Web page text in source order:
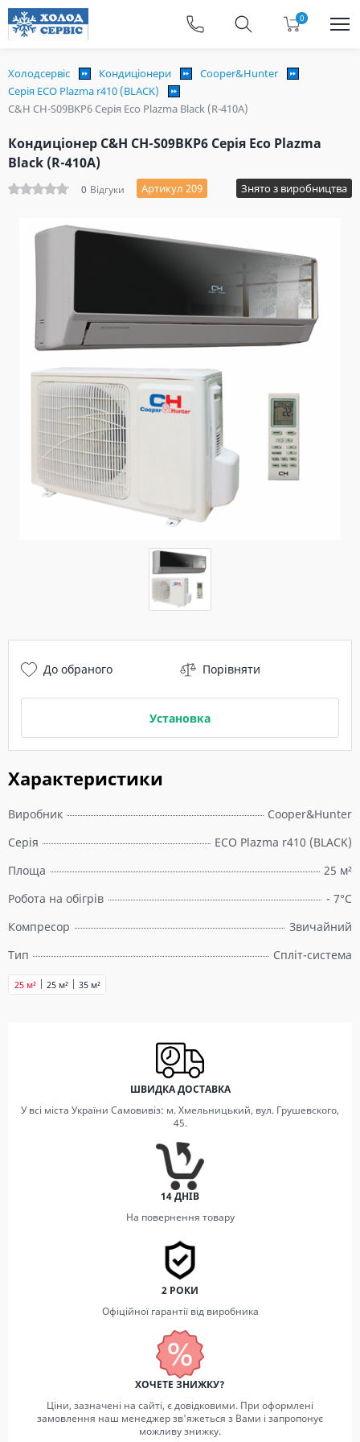
0
Холодсервіс Кондиціонери
Cooper&Hunter
Серія ECO Plazma r410 (BLACK)
C&H СH-S09BKP6 Серія Eco Plazma Black (R-410A)
Кондиціонер C&H СH-S09BKP6 Серія Eco Plazma
Black (R-410A)
0 Відгуки Артикул 209 Знято з виробництва
Характеристики
Виробник
Cooper&Hunter
Серія
ECO Plazma r410 (BLACK)
Площа
25 м²
Робота на обігрів
- 7°C
Компресор
Звичайний
Тип
Спліт-система
25 м²
25 м² 35 м²
До обраного Порівняти
Установка
ШВИДКА ДОСТАВКА
У всі міста України Самовивіз: м. Хмельницький, вул. Грушевского,
45.
14 ДНІВ
На повернення товару
2 РОКИ
Офіційної гарантії від виробника
ХОЧЕТЕ ЗНИЖКУ?
Ціни, зазначені на сайті, є довідковими. При оформлені
замовлення наш менеджер зв'яжеться з Вами і запропонує
можливу знижку.